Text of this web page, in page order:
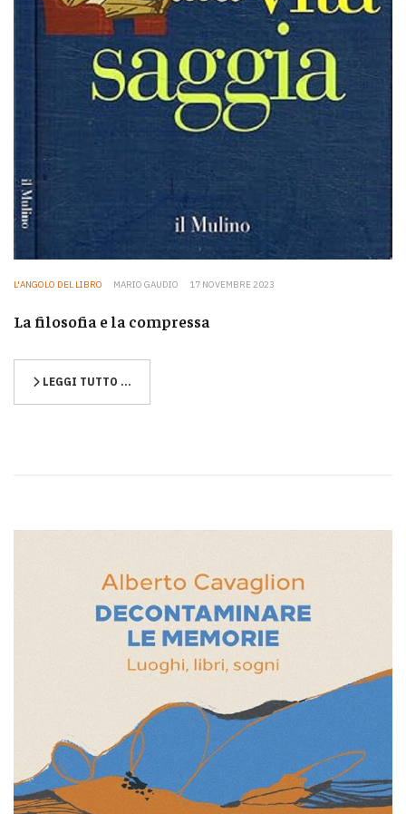
L'ANGOLO DEL LIBRO MARIO GAUDIO 17 NOVEMBRE 2023
La filosofia e la compressa
LEGGI TUTTO …